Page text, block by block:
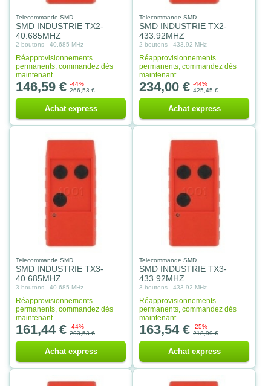
Telecommande SMD
SMD INDUSTRIE TX2-
40.685MHZ
2 boutons - 40.685 MHz
Réapprovisionnements
permanents, commandez dès
maintenant.
146,59 € -44%
266,53 €
Achat express
Telecommande SMD
SMD INDUSTRIE TX2-
433.92MHZ
2 boutons - 433.92 MHz
Réapprovisionnements
permanents, commandez dès
maintenant.
234,00 € -44%
425,45 €
Achat express
Telecommande SMD
SMD INDUSTRIE TX3-
40.685MHZ
3 boutons - 40.685 MHz
Réapprovisionnements
permanents, commandez dès
maintenant.
161,44 € -44%
293,53 €
Achat express
Telecommande SMD
SMD INDUSTRIE TX3-
433.92MHZ
3 boutons - 433.92 MHz
Réapprovisionnements
permanents, commandez dès
maintenant.
163,54 € -25%
218,99 €
Achat express